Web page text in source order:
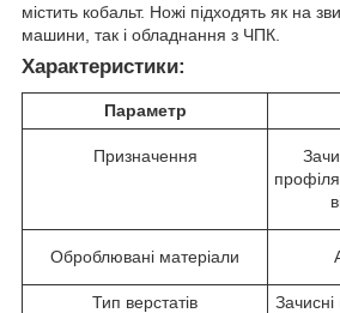
містить кобальт. Ножі підходять як на
машини, так і обладнання з ЧПК.
Характеристики:
Параметр
Призначення
Оброблювані матеріали
Тип верстатів